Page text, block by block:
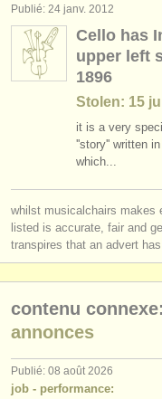
Publié: 24 janv. 2012
Cello has
upper left
1896
Stolen: 15
it is a very
''story'' written
which...
whilst musicalchairs makes
listed is accurate, fair and
transpires that an advert
contenu connexe:
annonces
Publié: 08 août 2026
job - performance: